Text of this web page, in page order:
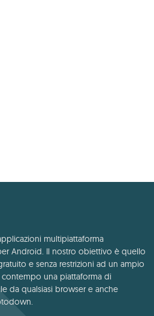
multipiattaforma
Android. Il nostro obiettivo è quello
e senza restrizioni ad un ampio
una piattaforma di
da qualsiasi browser e anche